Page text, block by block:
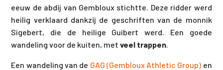
eeuw de abdij van Gembloux stichtte. Deze ridder werd
heilig verklaard dankzij de geschriften van de monnik
Sigebert, die de heilige Guibert werd. Een goede
wandeling voor de kuiten, metveel trappen.
Een wandeling van de GAG (Gembloux Athletic Group) en